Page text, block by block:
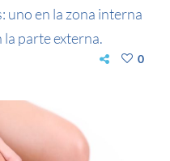
uno en la zona interna
la parte externa.
0